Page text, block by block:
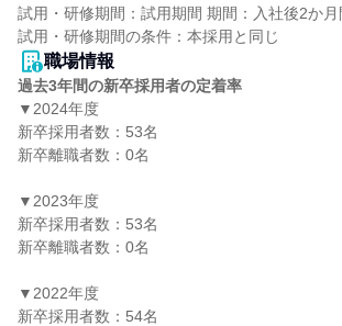
試用・研修期間：試用期間 期間：入社後2か月
職場情報
過去3年間の新卒採用者の定着率
▼2024年度
新卒採用者数：53名
新卒離職者数：0名
▼2023年度
新卒採用者数：53名
新卒離職者数：0名
▼2022年度
新卒採用者数：54名